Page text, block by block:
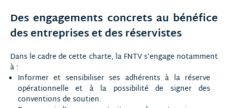
Des engagements concrets au bénéfice
des entreprises et des réservistes
Dans le cadre de cette charte, la FNTV s’engage notamment
à :
Informer et sensibiliser ses adhérents à la réserve
opérationnelle et à la possibilité de signer des
conventions de soutien.